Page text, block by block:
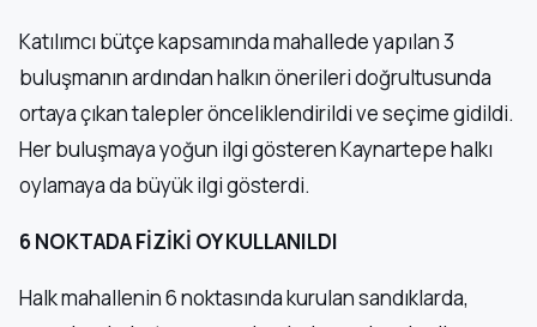
Katılımcı bütçe kapsamında mahallede yapılan 3
buluşmanın ardından halkın önerileri doğrultusunda
ortaya çıkan talepler önceliklendirildi ve seçime gidildi.
Her buluşmaya yoğun ilgi gösteren Kaynartepe halkı
oylamaya da büyük ilgi gösterdi.
6 NOKTADA FİZİKİ OY KULLANILDI
Halk mahallenin 6 noktasında kurulan sandıklarda,